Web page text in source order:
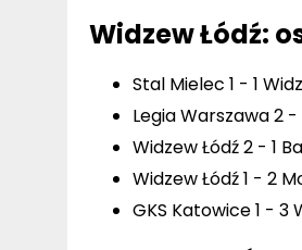
Widzew Łódź:
Stal Mielec 1 - 1
Legia Warszawa 2 -
Widzew Łódź 2 - 1
Widzew Łódź 1 - 2
GKS Katowice 1 - 3